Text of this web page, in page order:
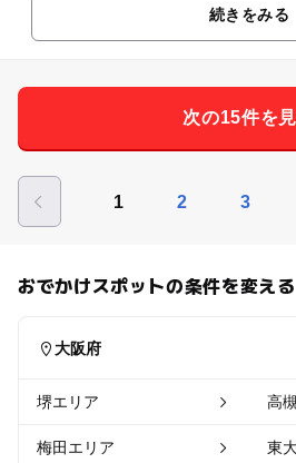
続きをみる
次の15件を
1 2 3
おでかけスポットの条件を変える
大阪府
堺エリア 高
梅田エリア 東